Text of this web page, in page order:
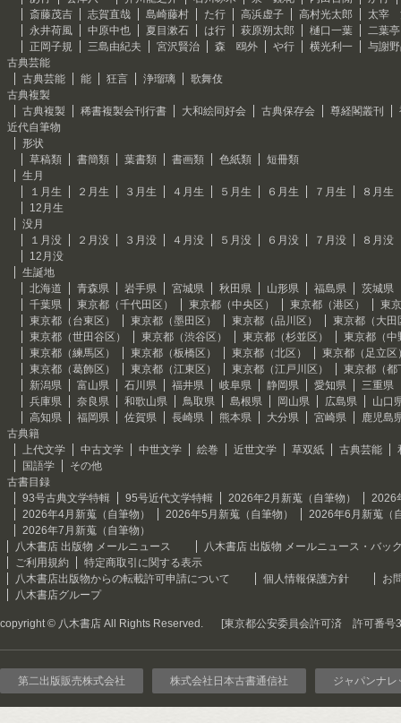
斎藤茂吉
志賀直哉 島崎藤村 た行 高浜虚子 高村光太郎
太宰
永井荷風
中原中也 夏目漱石 は行 萩原朔太郎 樋口一葉
二葉
正岡子規
三島由紀夫 宮沢賢治 森 鴎外 や行 横光利一
与謝
古典芸能
古典芸能
能 狂言 浄瑠璃
歌舞伎
古典複製
古典複製
稀書複製会刊行書 大和絵同好会 古典保存会 尊経閣叢刊
近代自筆物
形状
草稿類
書簡類 葉書類 書画類 色紙類
短冊類
生月
１月生
２月生 ３月生 ４月生 ５月生 ６月生 ７月生
８月生
12月生
没月
１月没
２月没 ３月没 ４月没 ５月没 ６月没 ７月没
８月没
12月没
生誕地
北海道
青森県 岩手県 宮城県 秋田県 山形県 福島県
茨城県
千葉県
東京都（千代田区） 東京都（中央区） 東京都（港区）
東
東京都（台東区）
東京都（墨田区） 東京都（品川区）
東京都（大田
東京都（世田谷区）
東京都（渋谷区） 東京都（杉並区）
東京都（中
東京都（練馬区）
東京都（板橋区） 東京都（北区）
東京都（足立区
東京都（葛飾区）
東京都（江東区） 東京都（江戸川区）
東京都（都
新潟県
富山県 石川県 福井県 岐阜県 静岡県 愛知県
三重県
兵庫県
奈良県 和歌山県 鳥取県 島根県 岡山県 広島県
山口
高知県
福岡県 佐賀県 長崎県 熊本県 大分県 宮崎県
鹿児島
古典籍
上代文学
中古文学 中世文学 絵巻 近世文学 草双紙 古典芸能
国語学
その他
古書目録
93号古典文学特輯
95号近代文学特輯 2026年2月新蒐（自筆物）
2026
2026年4月新蒐（自筆物）
2026年5月新蒐（自筆物）
2026年6月新蒐（
2026年7月新蒐（自筆物）
八木書店 出版物 メールニュース
八木書店 出版物 メールニュース・バッ
ご利用規約
特定商取引に関する表示
八木書店出版物からの転載許可申請について
個人情報保護方針
お
八木書店グループ
copyright © 八木書店 All Rights Reserved. [東京都公安委員会許可済 許可番号
第二出版販売株式会社 株式会社日本古書通信社 ジャパンナレ